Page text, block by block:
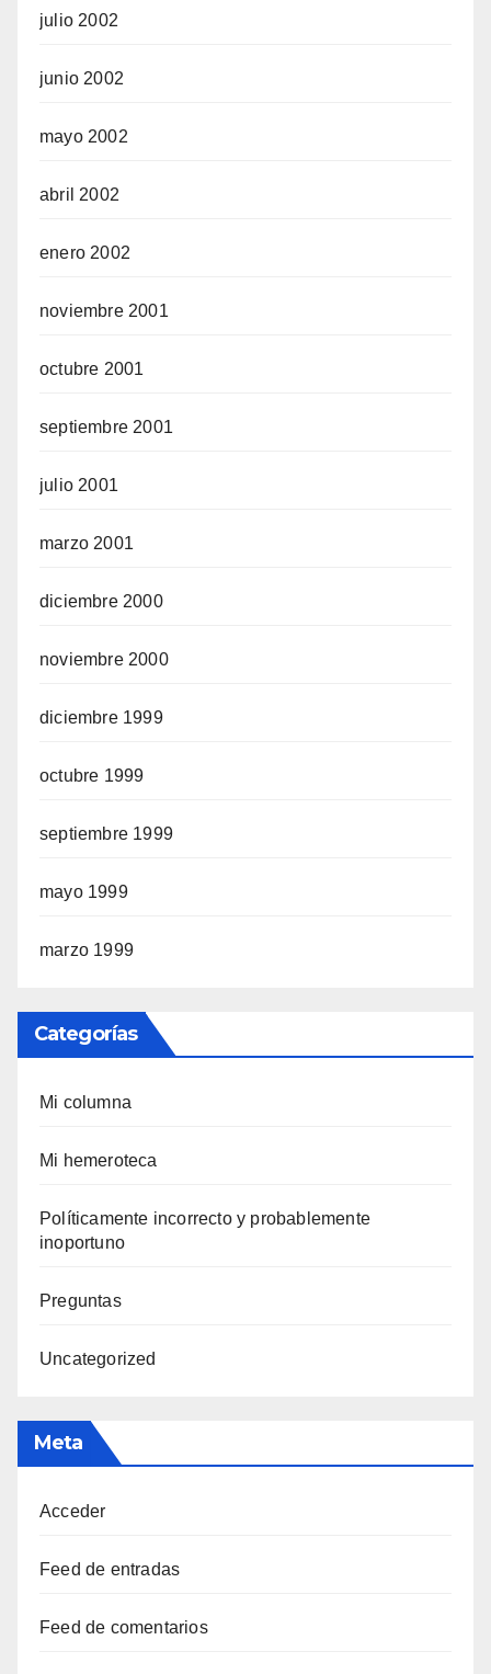
julio 2002
junio 2002
mayo 2002
abril 2002
enero 2002
noviembre 2001
octubre 2001
septiembre 2001
julio 2001
marzo 2001
diciembre 2000
noviembre 2000
diciembre 1999
octubre 1999
septiembre 1999
mayo 1999
marzo 1999
Categorías
Mi columna
Mi hemeroteca
Polí­ticamente incorrecto y probablemente
inoportuno
Preguntas
Uncategorized
Meta
Acceder
Feed de entradas
Feed de comentarios